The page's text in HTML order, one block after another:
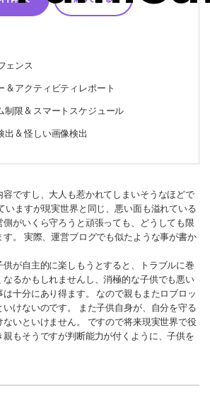
ェンス
& アクティビティレポート
制限 & スマートスケジュール
出 & 怪しい画像検出
容ですし、大人も惹かれてしまいそうなほどで
いますが現実世界と同じ、悪い面も溢れている
がいくら守ろうと頑張っても、どうしても限
。 実際、運営ブログでも似たような事が書か
供が自主的に楽しもうとすると、トラブルに巻
なるかもしれませんし、消極的な子供でも悪い
十分にあり得ます。 なので親もまたロブロッ
けないのです。 また子供自身が、自分を守る
いといけません。 ですので将来現実世界で役
もそうですが判断能力が付くように、子供を